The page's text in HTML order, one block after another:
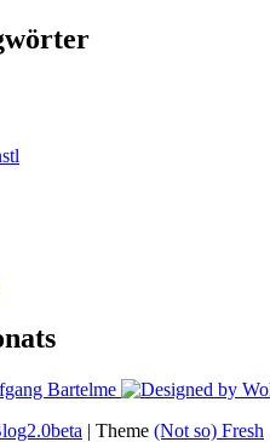
| Theme (Not so) Fresh